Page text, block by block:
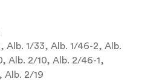
Alb. 1/33, Alb. 1/46-2, Alb.
Alb. 2/10, Alb. 2/46-1,
Alb. 2/19